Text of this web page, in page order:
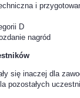
i
D
nagród
się inaczej dla
pozostałych